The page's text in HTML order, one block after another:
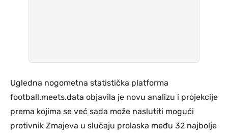
Ugledna nogometna statistička platforma
football.meets.data objavila je novu analizu i projekcije
prema kojima se već sada može naslutiti mogući
protivnik Zmajeva u slučaju prolaska među 32 najbolje